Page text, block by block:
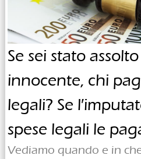
Se sei stato
innocente, chi
legali? Se
spese legali le
Vediamo quando e in